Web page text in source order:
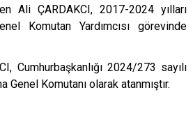
Ali ÇARDAKCI, 2017-2024 yılları
Komutan Yardımcısı görevinde
Cumhurbaşkanlığı 2024/273 sayılı
Genel Komutanı olarak atanmıştır.